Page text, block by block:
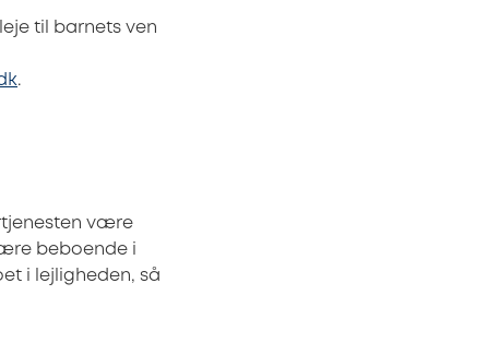
til barnets ven
.
være
beboende i
i lejligheden, så